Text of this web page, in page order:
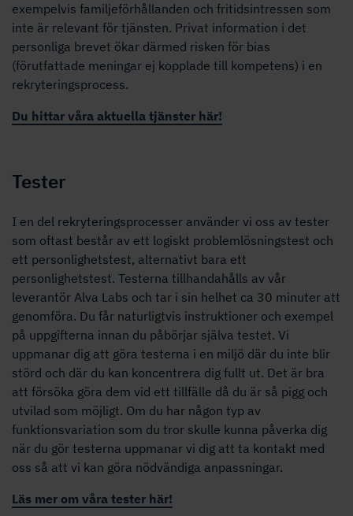
exempelvis familjeförhållanden och fritidsintressen som
inte är relevant för tjänsten. Privat information i det
personliga brevet ökar därmed risken för bias
(förutfattade meningar ej kopplade till kompetens) i en
rekryteringsprocess.
Du hittar våra aktuella tjänster här!
Tester
I en del rekryteringsprocesser använder vi oss av tester
som oftast består av ett logiskt problemlösningstest och
ett personlighetstest, alternativt bara ett
personlighetstest. Testerna tillhandahålls av vår
leverantör Alva Labs och tar i sin helhet ca 30 minuter att
genomföra. Du får naturligtvis instruktioner och exempel
på uppgifterna innan du påbörjar själva testet. Vi
uppmanar dig att göra testerna i en miljö där du inte blir
störd och där du kan koncentrera dig fullt ut. Det är bra
att försöka göra dem vid ett tillfälle då du är så pigg och
utvilad som möjligt. Om du har någon typ av
funktionsvariation som du tror skulle kunna påverka dig
när du gör testerna uppmanar vi dig att ta kontakt med
oss så att vi kan göra nödvändiga anpassningar.
Läs mer om våra tester här!